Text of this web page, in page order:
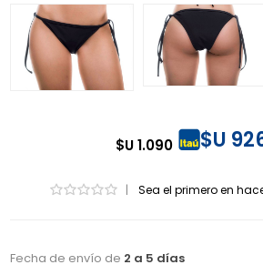
$U 1.090 $U
| Sea el primero en
Fecha de envío de 2 a 5 días